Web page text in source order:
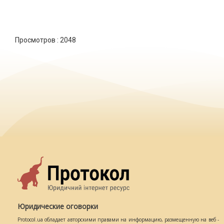
Просмотров : 2048
Юридические оговорки
Protocol.ua обладает авторскими правами на информацию, размещенную на веб -